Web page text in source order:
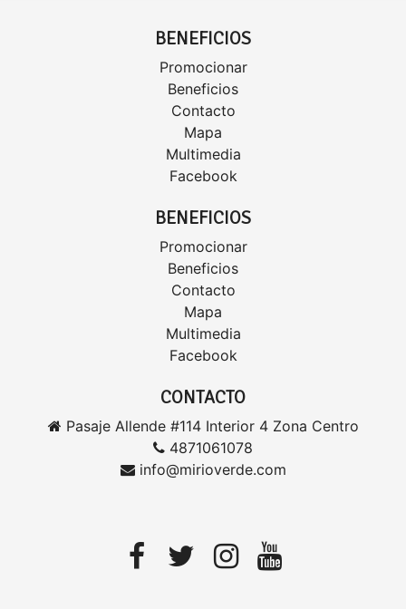
BENEFICIOS
Promocionar
Beneficios
Contacto
Mapa
Multimedia
Facebook
BENEFICIOS
Promocionar
Beneficios
Contacto
Mapa
Multimedia
Facebook
CONTACTO
Pasaje Allende #114 Interior 4 Zona Centro
4871061078
info@mirioverde.com